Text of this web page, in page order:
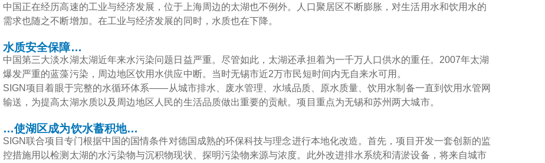
中国正在经历高速的工业与经济发展，位于上海周边的太湖也不例外。人口聚居区不断膨胀，对生活用水和饮用水的
需求也随之不断增加。在工业与经济发展的同时，水质也在下降。
水质安全保障…
中国第三大淡水湖太湖近年来水污染问题日益严重。尽管如此，太湖还承担着为一千万人口供水的重任。2007年太湖
爆发严重的蓝藻污染，周边地区饮用水供应中断。当时无锡市近2万市民短时间内无自来水可用。
SIGN项目着眼于完整的水循环体系——从城市排水、废水管理、水域品质、原水质量、饮用水制备一直到饮用水管网
输送，为提高太湖水质以及周边地区人民的生活品质做出重要的贡献。项目重点为无锡和苏州两大城市。
…使湖区成为饮水蓄积地…
SIGN联合项目专门根据中国的国情条件对德国成熟的环保科技与理念进行本地化改造。首先，项目开发一套创新的监
控措施用以检测太湖的水污染物与沉积物现状、探明污染物来源与浓度。此外改进排水系统和清淤设备，将来自城市